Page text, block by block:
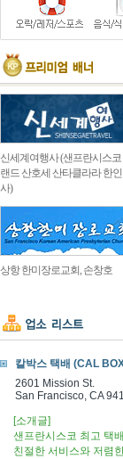
신세계여행사 (샌프란시스코
랜드 산호세 산타클라라 한
사)
상항 한미장로교회, 손창호
칼박스 택배 (CAL
2601 Mission St.
San Francisco, CA
[소개글]
샌프란시스코 최고 택
친절한 서비스와 저렴